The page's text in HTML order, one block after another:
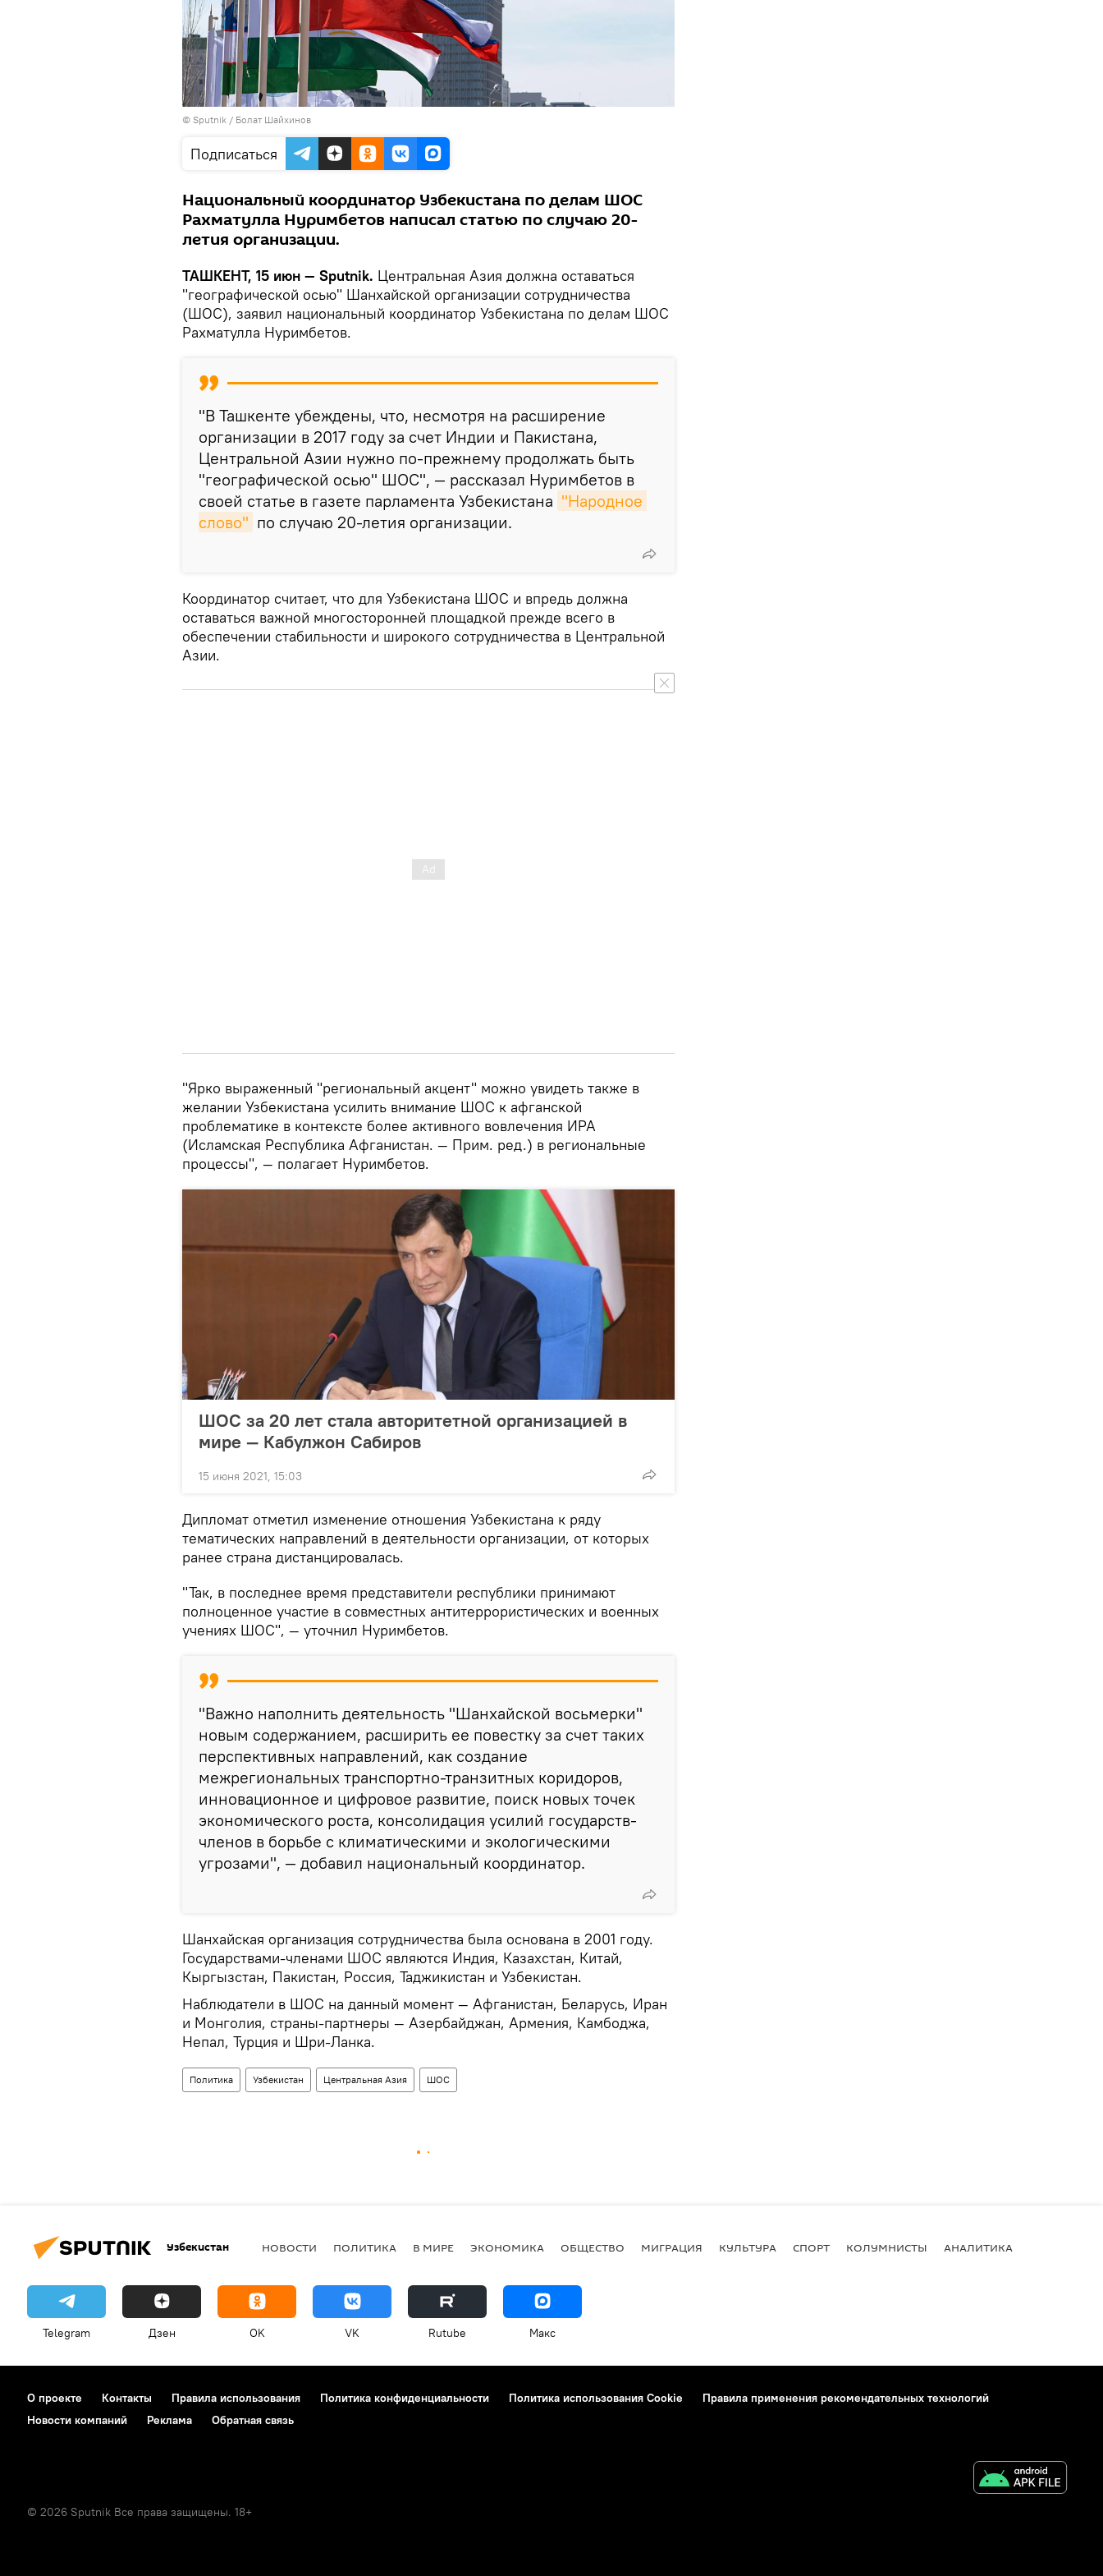
© Sputnik / Болат Шайхинов
Подписаться
Национальный координатор Узбекистана по делам ШОС
Рахматулла Нуримбетов написал статью по случаю 20-
летия организации.
ТАШКЕНТ, 15 июн — Sputnik. Центральная Азия должна оставаться
"географической осью" Шанхайской организации сотрудничества
(ШОС), заявил национальный координатор Узбекистана по делам ШОС
Рахматулла Нуримбетов.
"В Ташкенте убеждены, что, несмотря на расширение
организации в 2017 году за счет Индии и Пакистана,
Центральной Азии нужно по-прежнему продолжать быть
"географической осью" ШОС", — рассказал Нуримбетов в
своей статье в газете парламента Узбекистана "Народное
слово" по случаю 20-летия организации.
Координатор считает, что для Узбекистана ШОС и впредь должна
оставаться важной многосторонней площадкой прежде всего в
обеспечении стабильности и широкого сотрудничества в Центральной
Азии.
"Ярко выраженный "региональный акцент" можно увидеть также в
желании Узбекистана усилить внимание ШОС к афганской
проблематике в контексте более активного вовлечения ИРА
(Исламская Республика Афганистан. — Прим. ред.) в региональные
процессы", — полагает Нуримбетов.
ШОС за 20 лет стала авторитетной организацией в
мире — Кабулжон Сабиров
15 июня 2021, 15:03
Дипломат отметил изменение отношения Узбекистана к ряду
тематических направлений в деятельности организации, от которых
ранее страна дистанцировалась.
"Так, в последнее время представители республики принимают
полноценное участие в совместных антитеррористических и военных
учениях ШОС", — уточнил Нуримбетов.
"Важно наполнить деятельность "Шанхайской восьмерки"
новым содержанием, расширить ее повестку за счет таких
перспективных направлений, как создание
межрегиональных транспортно-транзитных коридоров,
инновационное и цифровое развитие, поиск новых точек
экономического роста, консолидация усилий государств-
членов в борьбе с климатическими и экологическими
угрозами", — добавил национальный координатор.
Шанхайская организация сотрудничества была основана в 2001 году.
Государствами-членами ШОС являются Индия, Казахстан, Китай,
Кыргызстан, Пакистан, Россия, Таджикистан и Узбекистан.
Наблюдатели в ШОС на данный момент — Афганистан, Беларусь, Иран
и Монголия, страны-партнеры — Азербайджан, Армения, Камбоджа,
Непал, Турция и Шри-Ланка.
Политика Узбекистан Центральная Азия ШОС
Узбекистан НОВОСТИ ПОЛИТИКА В МИРЕ ЭКОНОМИКА ОБЩЕСТВО МИГРАЦИЯ КУЛЬТУРА СПОРТ КОЛУМНИСТЫ АНАЛИТИКА
Telegram Дзен OK VK Rutube Макс
О проекте Контакты Правила использования Политика конфиденциальности Политика использования Cookie
Правила применения рекомендательных технологий
Новости компаний
Реклама Обратная связь
© 2026 Sputnik Все права защищены. 18+